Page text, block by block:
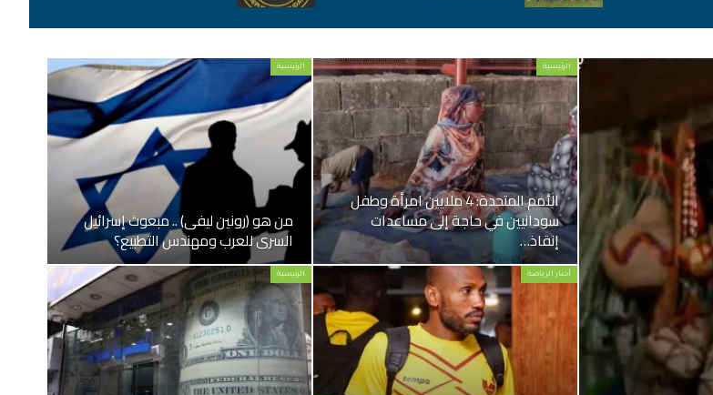
الرئيسية
الأمم المتحدة: 4 ملايين امرأة وطفل
سودانيين في حاجة إلى مساعدات
إنقاذ…
الرئيسية
من هو (رونين ليفى) .. مبعوث إسرائيل
السري للعرب ومهندس التطبيع؟
أخبار الرياضة الرئيسية